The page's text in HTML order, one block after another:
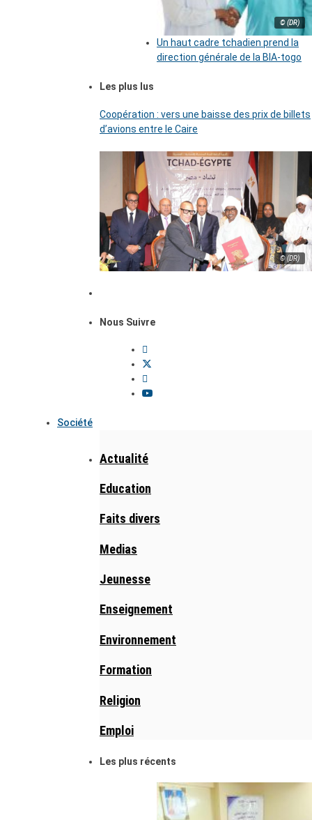
© (DR)
Un haut cadre tchadien prend la
direction générale de la BIA-togo
Les plus lus
Coopération : vers une baisse des prix de billets
d’avions entre le Caire
© (DR)
Nous Suivre
Société
Actualité
Education
Faits divers
Medias
Jeunesse
Enseignement
Environnement
Formation
Religion
Emploi
Les plus récents